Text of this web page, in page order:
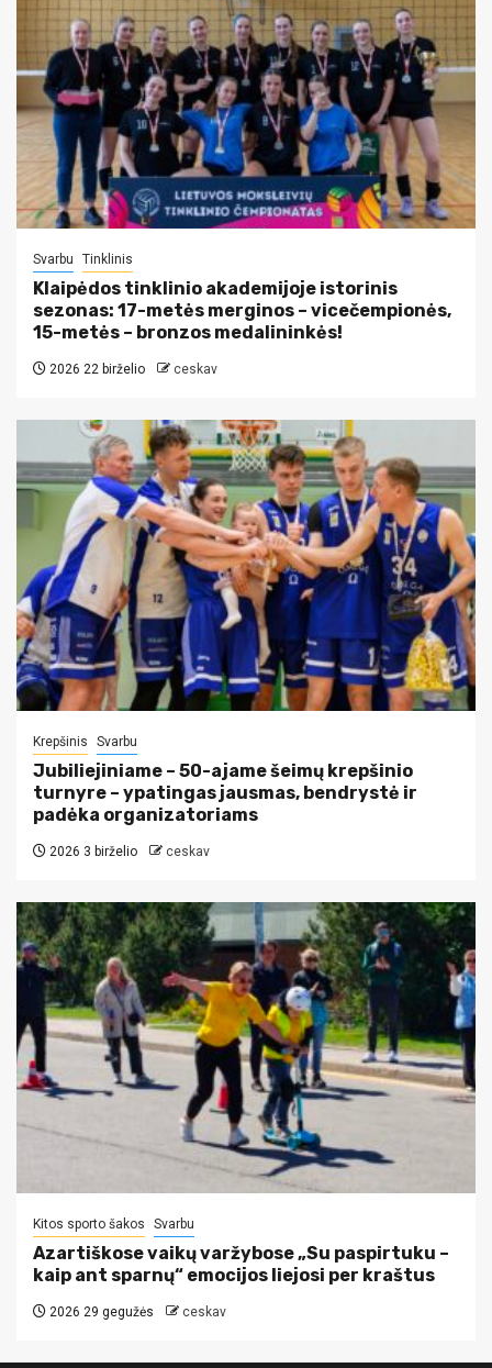
Svarbu Tinklinis
Klaipėdos tinklinio akademijoje istorinis
sezonas: 17-metės merginos – vicečempionės,
15-metės – bronzos medalininkės!
2026 22 birželio ceskav
Krepšinis Svarbu
Jubiliejiniame – 50-ajame šeimų krepšinio
turnyre – ypatingas jausmas, bendrystė ir
padėka organizatoriams
2026 3 birželio ceskav
Kitos sporto šakos Svarbu
Azartiškose vaikų varžybose „Su paspirtuku –
kaip ant sparnų“ emocijos liejosi per kraštus
2026 29 gegužės ceskav